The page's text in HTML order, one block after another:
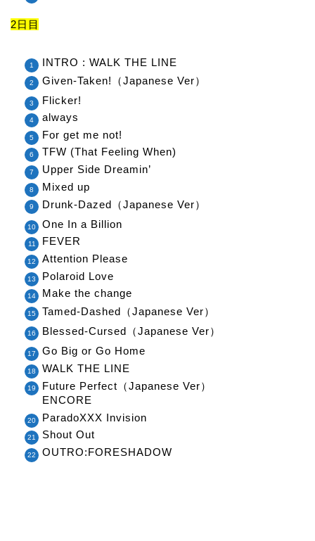
2日目
INTRO : WALK THE LINE
Given-Taken!（Japanese Ver）
Flicker!
always
For get me not!
TFW (That Feeling When)
Upper Side Dreamin’
Mixed up
Drunk-Dazed（Japanese Ver）
One In a Billion
FEVER
Attention Please
Polaroid Love
Make the change
Tamed-Dashed（Japanese Ver）
Blessed-Cursed（Japanese Ver）
Go Big or Go Home
WALK THE LINE
Future Perfect（Japanese Ver）
ENCORE
ParadoXXX Invision
Shout Out
OUTRO:FORESHADOW